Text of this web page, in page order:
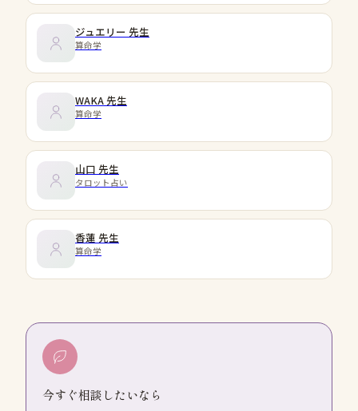
ジュエリー 先生
算命学
WAKA 先生
算命学
山口 先生
タロット占い
香蓮 先生
算命学
今すぐ相談したいなら